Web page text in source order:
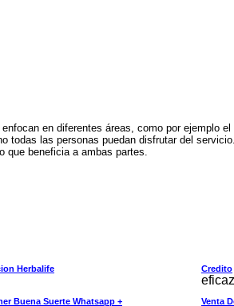
en diferentes áreas, como por ejemplo
las personas puedan disfrutar del
que beneficia a ambas partes.
Herbalife Credito
eficaz
Buena Suerte Whatsapp + Venta